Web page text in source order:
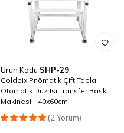
Ürün Kodu SHP-29
Goldpix Pnömatik Çift Tablalı
Otomatik Düz Isı Transfer Baskı
Makinesi - 40x60cm
(2 Yorum)